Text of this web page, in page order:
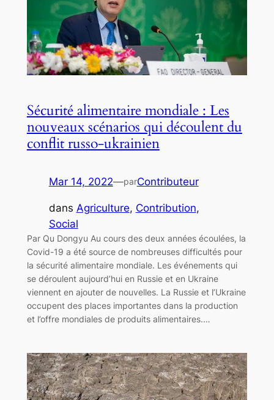
Sécurité alimentaire mondiale : Les
nouveaux scénarios qui découlent du
conflit russo-ukrainien
Mar 14, 2022—parContributeur
dans Agriculture, Contribution
Social
Par Qu Dongyu Au cours des deux années écoulées, la
Covid-19 a été source de nombreuses difficultés pour
la sécurité alimentaire mondiale. Les événements qui
se déroulent aujourd’hui en Russie et en Ukraine
viennent en ajouter de nouvelles. La Russie et l’Ukraine
occupent des places importantes dans la production
et l’offre mondiales de produits alimentaires.…